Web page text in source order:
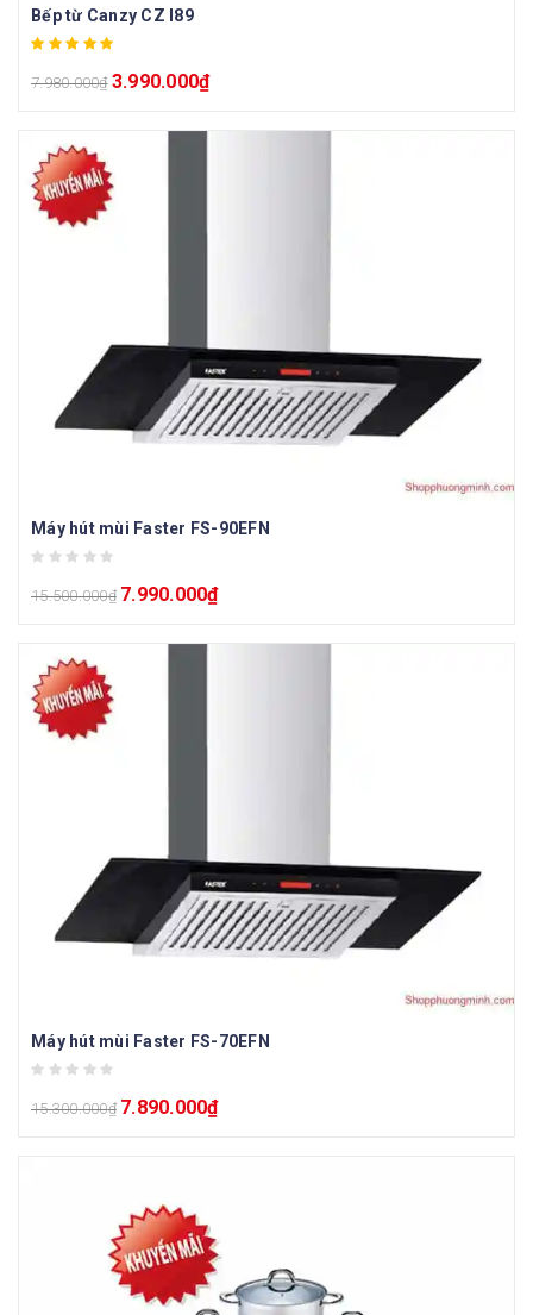
Bếp từ Canzy CZ I89
7.980.000₫ 3.990.000₫
Máy hút mùi Faster FS-90EFN
15.500.000₫ 7.990.000₫
Máy hút mùi Faster FS-70EFN
15.300.000₫ 7.890.000₫